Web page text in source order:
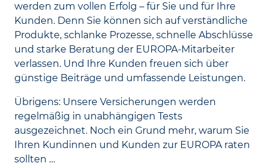
werden zum vollen Erfolg – für Sie und für Ihre
Kunden. Denn Sie können sich auf verständliche
Produkte, schlanke Prozesse, schnelle Abschlüsse
und starke Beratung der EUROPA-Mitarbeiter
verlassen. Und Ihre Kunden freuen sich über
günstige Beiträge und umfassende Leistungen.
Übrigens: Unsere Versicherungen werden
regelmäßig in unabhängigen Tests
ausgezeichnet. Noch ein Grund mehr, warum Sie
Ihren Kundinnen und Kunden zur EUROPA raten
sollten …